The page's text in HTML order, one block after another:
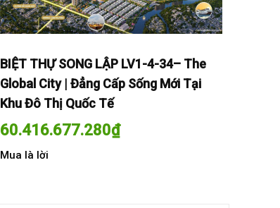
BIỆT THỰ SONG LẬP LV1-4-34– The
Global City | Đẳng Cấp Sống Mới Tại
Khu Đô Thị Quốc Tế
60.416.677.280₫
Mua là lời